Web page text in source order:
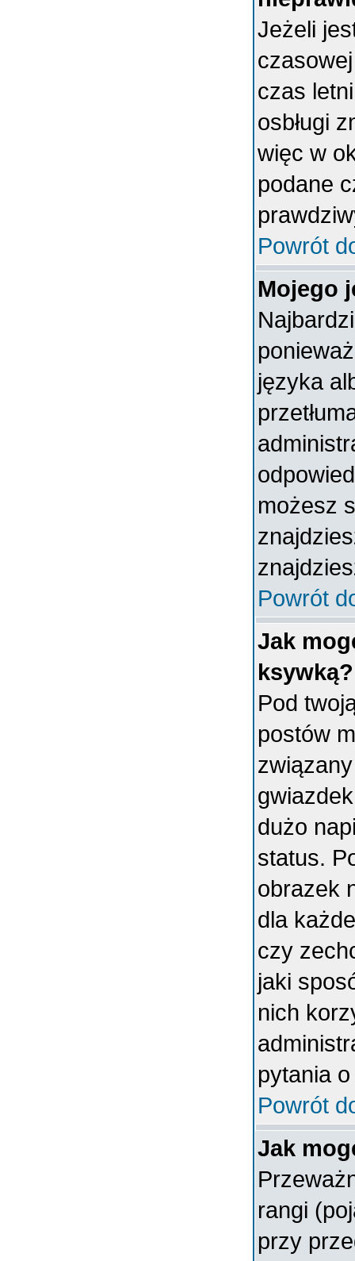
Jeżeli
czas
osbługi
więc w
podane
Powrót
Mojego
języka
możesz
Powrót
Jak
ksywką?
Pod
postów
dużo
status.
obrazek
dla
czy
jaki
nich
pytania
Powrót
Jak
rangi
przy